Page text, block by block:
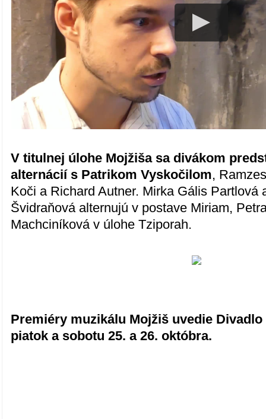
V titulnej úlohe Mojžiša sa divákom
alternácií s Patrikom Vyskočilom,
Koči a Richard Autner. Mirka Gális Partlová
Švidraňová alternujú v postave Miriam,
Machciníková v úlohe Tziporah.
Premiéry muzikálu Mojžiš uvedie Divadlo
piatok a sobotu 25. a 26. októbra.